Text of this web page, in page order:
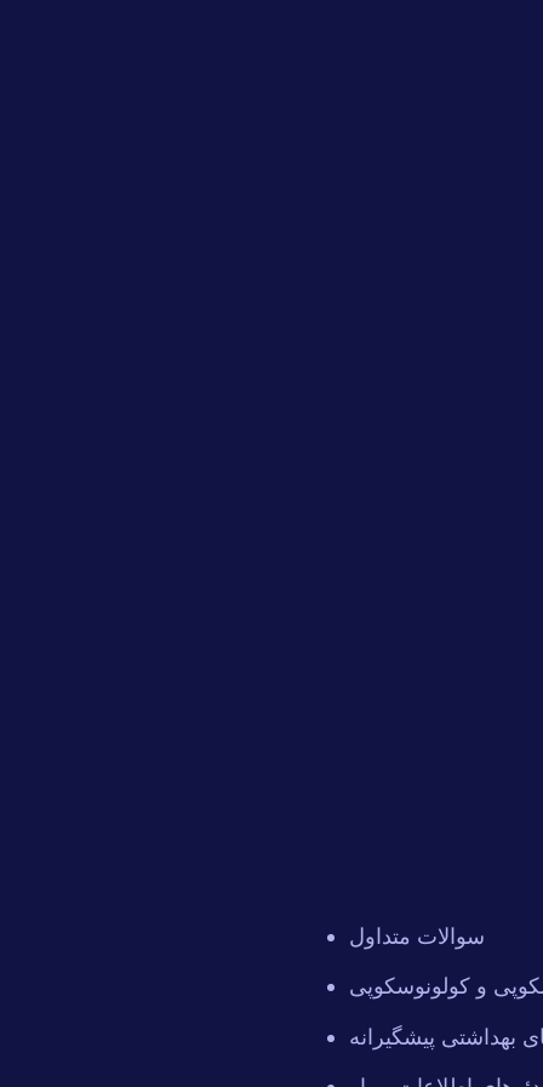
سوالات متداول
و کولونوسکوپی
بهداشتی پیشگیرانه